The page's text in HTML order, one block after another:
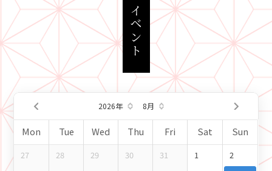
イベント
2026年 8月
周一 周二 周三 周四 周五 周六 周日
27 28 29 30 31 1 2